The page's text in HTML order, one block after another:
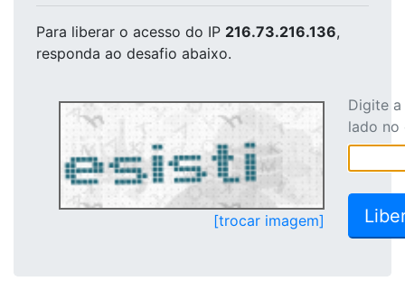
Para liberar o acesso do IP 216.73.216.136,
responda ao desafio abaixo.
[trocar imagem]
Digite
lado no